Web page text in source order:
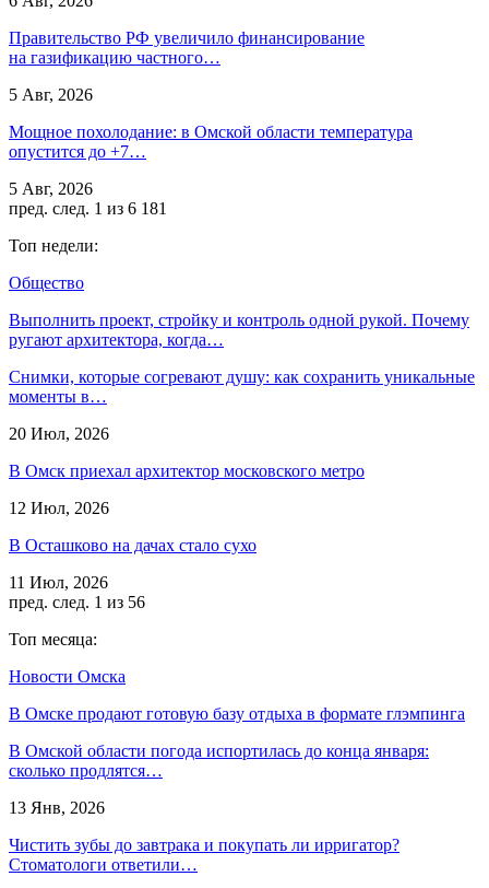
Правительство РФ увеличило финансирование
на газификацию частного…
5 Авг, 2026
Мощное похолодание: в Омской области температура
опустится до +7…
5 Авг, 2026
пред. след. 1 из 6 181
Топ недели:
Общество
Выполнить проект, стройку и контроль одной рукой. Почему
ругают архитектора, когда…
Снимки, которые согревают душу: как сохранить уникальные
моменты в…
20 Июл, 2026
В Омск приехал архитектор московского метро
12 Июл, 2026
В Осташково на дачах стало сухо
11 Июл, 2026
пред. след. 1 из 56
Топ месяца:
Новости Омска
В Омске продают готовую базу отдыха в формате глэмпинга
В Омской области погода испортилась до конца января:
сколько продлятся…
13 Янв, 2026
Чистить зубы до завтрака и покупать ли ирригатор?
Стоматологи ответили…